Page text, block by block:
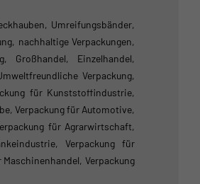
Umreifungsbänder,
nachhaltige Verpackungen,
Großhandel, Einzelhandel,
Verpackung,
für Kunststoffindustrie,
Verpackung für Automotive,
für Agrarwirtschaft,
Verpackung für
Verpackung